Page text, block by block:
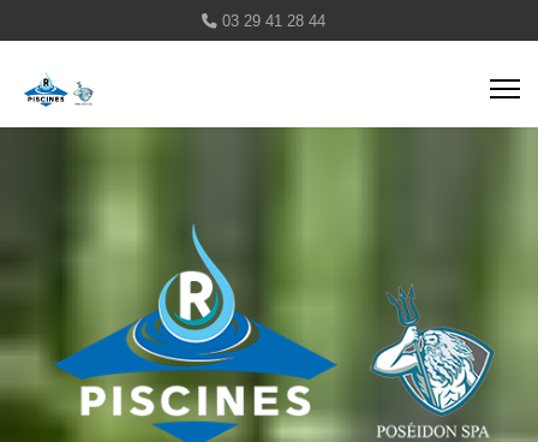
03 29 41 28 44